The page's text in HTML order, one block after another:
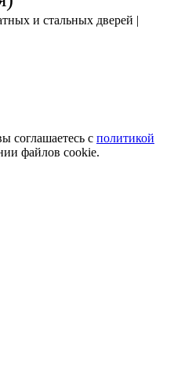
и стальных дверей |
соглашаетесь с политикой
файлов cookie.